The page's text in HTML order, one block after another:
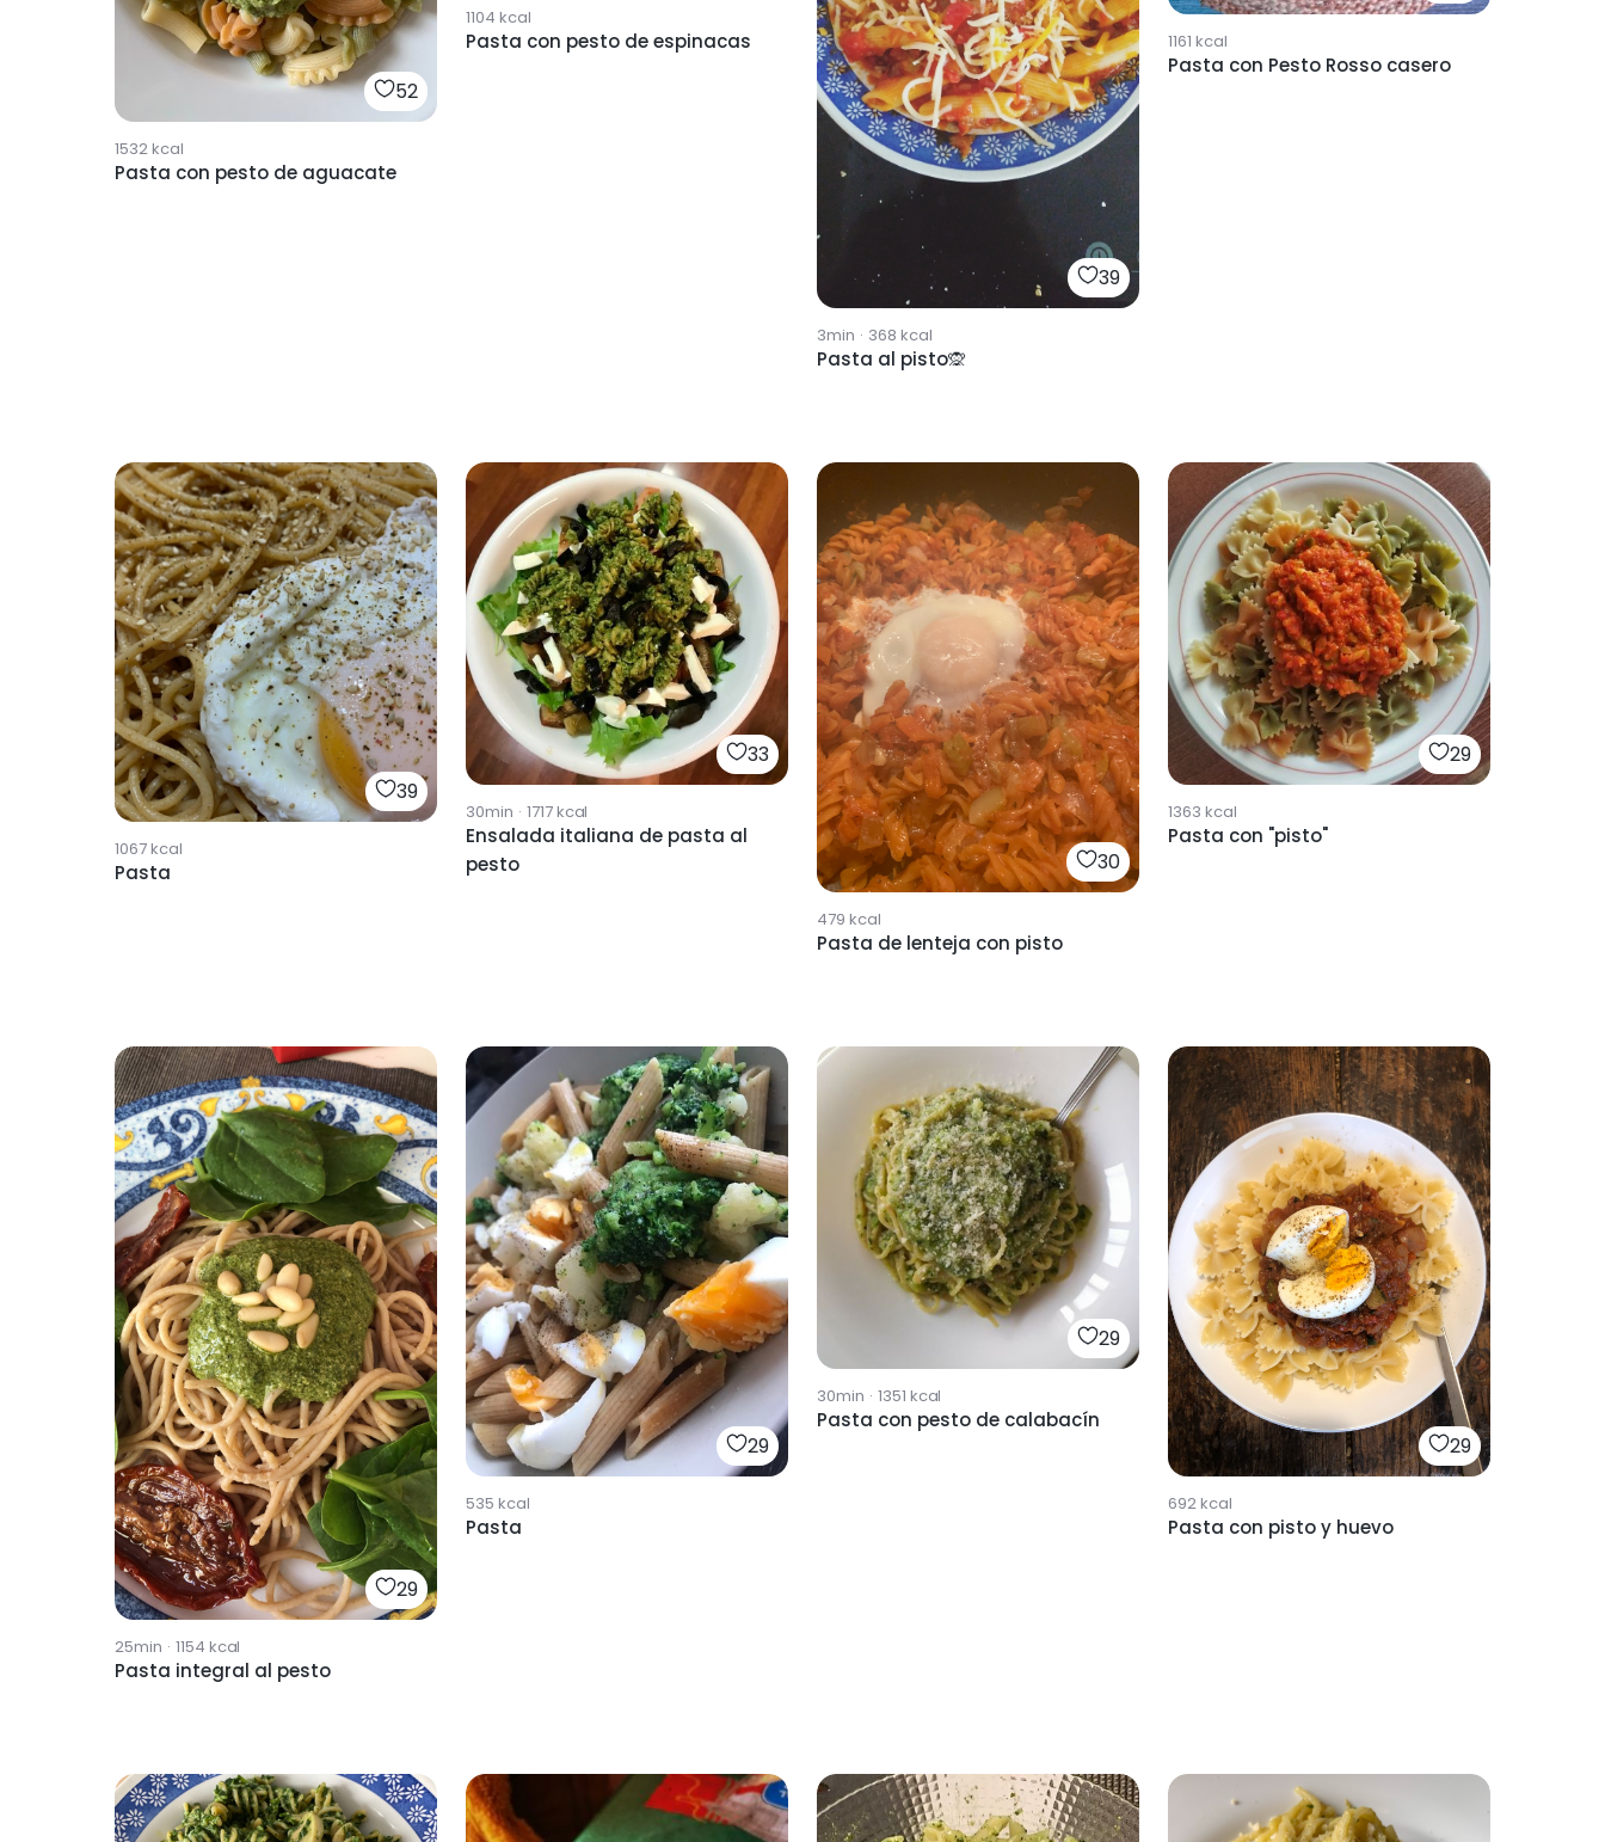
52
1532kcal
Pasta con pesto de aguacate
1104 kcal
Pasta con pesto de espinacas
39
3min · 368 kcal
Pasta al pisto🙊
1161 kcal
Pasta con Pesto Rosso casero
39
1067kcal
Pasta
33
30min · 1717kcal
Ensalada italiana de pasta al
pesto
30
479 kcal
Pasta de lenteja con pisto
29
1363 kcal
Pasta con "pisto"
29
25min · 1154 kcal
Pasta integral al pesto
29
535 kcal
Pasta
29
30min · 1351 kcal
Pasta con pesto de calabacín
29
692kcal
Pasta con pisto y huevo